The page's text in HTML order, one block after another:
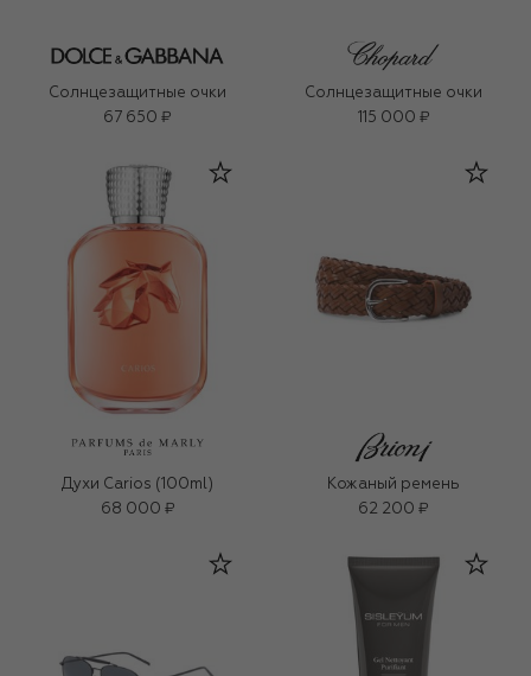
Солнцезащитные очки
67 650 ₽
Солнцезащитные очки
115 000 ₽
Духи Carios (100ml)
68 000 ₽
Кожаный ремень
62 200 ₽